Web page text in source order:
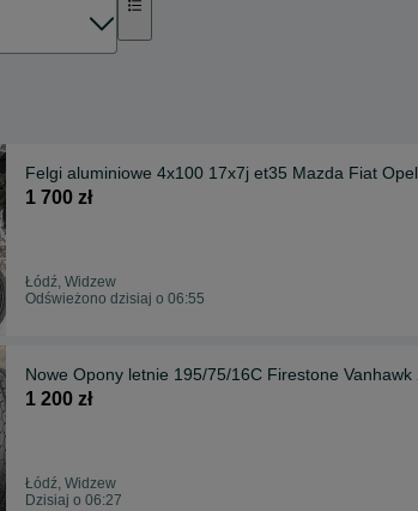
Felgi aluminiowe 4x100 17x7j et35 Mazda Fiat
1 700 zł
Łódź, Widzew
Odświeżono dzisiaj o 06:55
Nowe Opony letnie 195/75/16C Firestone Vanhawk
1 200 zł
Łódź, Widzew
Dzisiaj o 06:27